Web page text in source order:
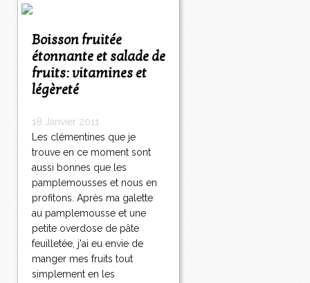
Boisson fruitée
étonnante et salade de
fruits: vitamines et
légèreté
18 Janvier 2011
Les clémentines que je
trouve en ce moment sont
aussi bonnes que les
pamplemousses et nous en
profitons. Après ma galette
au pamplemousse et une
petite overdose de pâte
feuilletée, j'ai eu envie de
manger mes fruits tout
simplement en les